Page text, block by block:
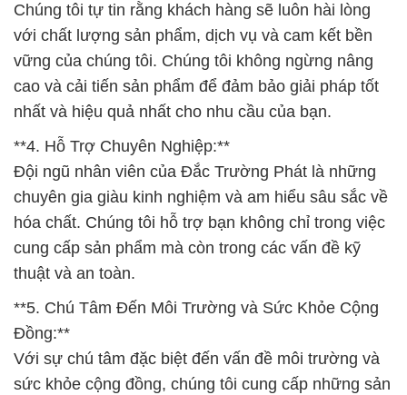
Chúng tôi tự tin rằng khách hàng sẽ luôn hài lòng
với chất lượng sản phẩm, dịch vụ và cam kết bền
vững của chúng tôi. Chúng tôi không ngừng nâng
cao và cải tiến sản phẩm để đảm bảo giải pháp tốt
nhất và hiệu quả nhất cho nhu cầu của bạn.
**4. Hỗ Trợ Chuyên Nghiệp:**
Đội ngũ nhân viên của Đắc Trường Phát là những
chuyên gia giàu kinh nghiệm và am hiểu sâu sắc về
hóa chất. Chúng tôi hỗ trợ bạn không chỉ trong việc
cung cấp sản phẩm mà còn trong các vấn đề kỹ
thuật và an toàn.
**5. Chú Tâm Đến Môi Trường và Sức Khỏe Cộng
Đồng:**
Với sự chú tâm đặc biệt đến vấn đề môi trường và
sức khỏe cộng đồng, chúng tôi cung cấp những sản